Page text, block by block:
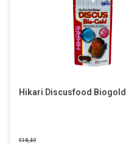
Hikari Discusfood
€18,49